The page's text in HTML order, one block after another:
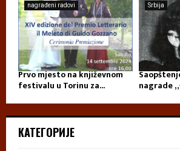
nagrađeni radovi
Prvo mjesto na književnom
festivalu u Torinu za...
Srbija
nagrade
КАТЕГОРИЈЕ